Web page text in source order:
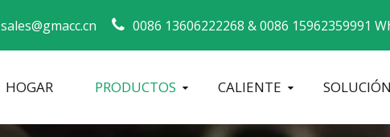
sales@gmacc.cn 0086 13606222268 &0086 15962359991
HOGAR PRODUCTOS CALIENTE SOLUCIÓN